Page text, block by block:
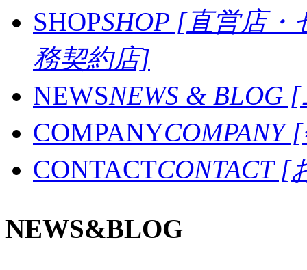
SHOPSHOP [直営店
務契約店]
NEWSNEWS & BLOG
COMPANYCOMPANY
CONTACTCONTACT
NEWS&BLOG